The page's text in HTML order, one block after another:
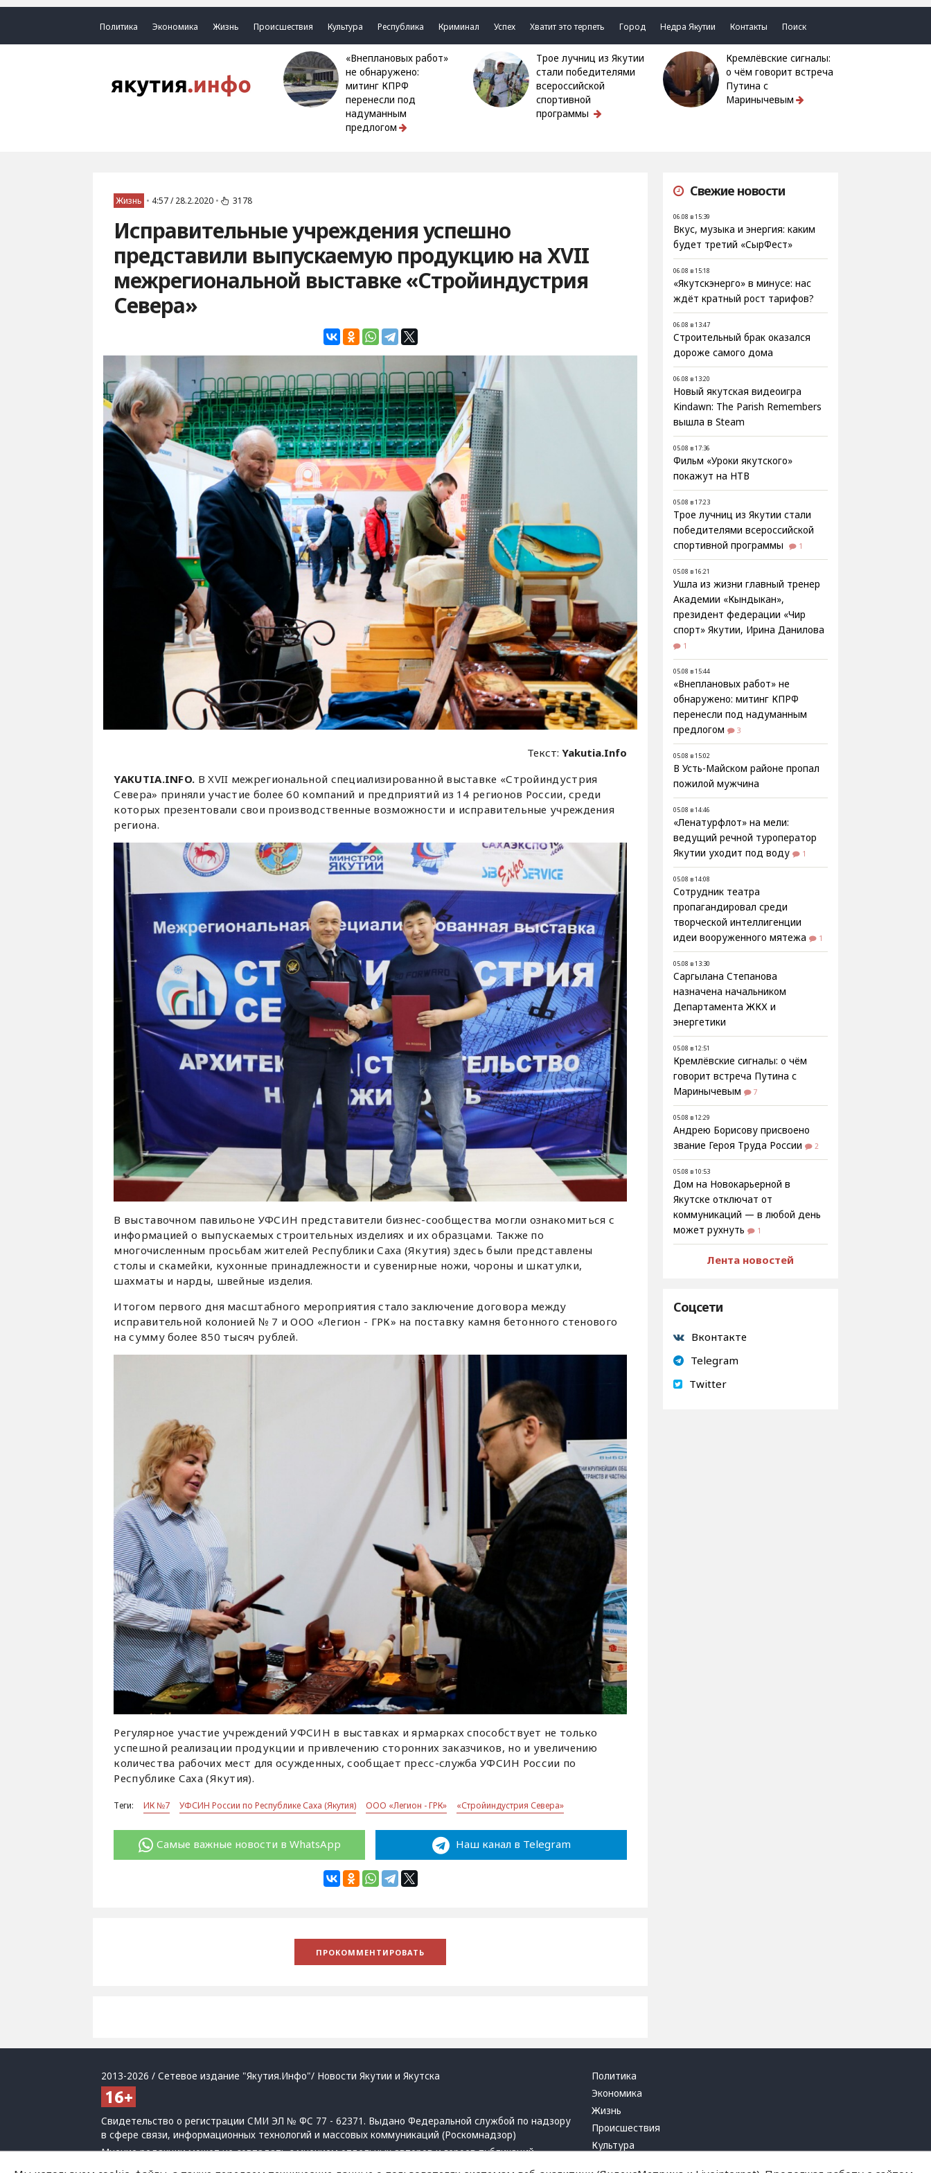
Политика Экономика Жизнь Происшествия Культура Республика Криминал Успех Хватит это терпеть Город Недра Якутии Контакты Поиск
«Внеплановых работ»
не обнаружено:
митинг КПРФ
перенесли под
надуманным
предлогом
Трое лучниц из Якутии
стали победителями
всероссийской
спортивной
программы
Кремлёвские сигналы:
о чём говорит встреча
Путина с
Маринычевым
Жизнь • 4:57 / 28.2.2020 • 3178
Исправительные учреждения успешно
представили выпускаемую продукцию на XVII
межрегиональной выставке «Стройиндустрия
Севера»
Текст:Yakutia.Info
YAKUTIA.INFO. В XVII межрегиональной специализированной выставке «Стройиндустрия
Севера» приняли участие более 60 компаний и предприятий из 14 регионов России, среди
которых презентовали свои производственные возможности и исправительные учреждения
региона.
В выставочном павильоне УФСИН представители бизнес-сообщества могли ознакомиться с
информацией о выпускаемых строительных изделиях и их образцами. Также по
многочисленным просьбам жителей Республики Саха (Якутия) здесь были представлены
столы и скамейки, кухонные принадлежности и сувенирные ножи, чороны и шкатулки,
шахматы и нарды, швейные изделия.
Итогом первого дня масштабного мероприятия стало заключение договора между
исправительной колонией № 7 и ООО «Легион - ГРК» на поставку камня бетонного стенового
на сумму более 850 тысяч рублей.
Регулярное участие учреждений УФСИН в выставках и ярмарках способствует не только
успешной реализации продукции и привлечению сторонних заказчиков, но и увеличению
количества рабочих мест для осужденных, сообщает пресс-служба УФСИН России по
Республике Саха (Якутия).
Теги: ИК №7 УФСИН России по Республике Саха (Якутия) ООО «Легион - ГРК» «Стройиндустрия Севера»
Самые важные новости в WhatsApp Наш канал в Telegram
Свежие новости
06.08 в 15:39
Вкус, музыка и энергия: каким
будет третий «СырФест»
06.08 в 15:18
«Якутскэнерго» в минусе: нас
ждёт кратный рост тарифов?
06.08 в 13:47
Строительный брак оказался
дороже самого дома
06.08 в 13:20
Новый якутская видеоигра
Kindawn: The Parish Remembers
вышла в Steam
05.08 в 17:36
Фильм «Уроки якутского»
покажут на НТВ
05.08 в 17:23
Трое лучниц из Якутии стали
победителями всероссийской
спортивной программы
1
05.08 в 16:21
Ушла из жизни главный тренер
Академии «Кындыкан»,
президент федерации «Чир
спорт» Якутии, Ирина Данилова
1
05.08 в 15:44
«Внеплановых работ» не
обнаружено: митинг КПРФ
перенесли под надуманным
предлогом
3
05.08 в 15:02
В Усть-Майском районе пропал
пожилой мужчина
05.08 в 14:46
«Ленатурфлот» на мели:
ведущий речной туроператор
Якутии уходит под воду
1
05.08 в 14:08
Сотрудник театра
пропагандировал среди
творческой интеллигенции
идеи вооруженного мятежа
1
05.08 в 13:30
Саргылана Степанова
назначена начальником
Департамента ЖКХ и
энергетики
05.08 в 12:51
Кремлёвские сигналы: о чём
говорит встреча Путина с
Маринычевым
7
05.08 в 12:29
Андрею Борисову присвоено
звание Героя Труда России
2
05.08 в 10:53
Дом на Новокарьерной в
Якутске отключат от
коммуникаций — в любой день
может рухнуть
1
Лента новостей
Соцсети
Вконтакте
Telegram
Twitter
2013-2026 / Сетевое издание "Якутия.Инфо"/ Новости Якутии и Якутска
Свидетельство о регистрации СМИ ЭЛ № ФС 77 - 62371. Выдано Федеральной службой по надзору
в сфере связи, информационных технологий и массовых коммуникаций (Роскомнадзор)
Мнение редакции может не совпадать с мнением отдельных авторов и героев публикаций.
При использовании материалов обязательна активная ссылка на сайт.
Политика
Экономика
Жизнь
Происшествия
Культура